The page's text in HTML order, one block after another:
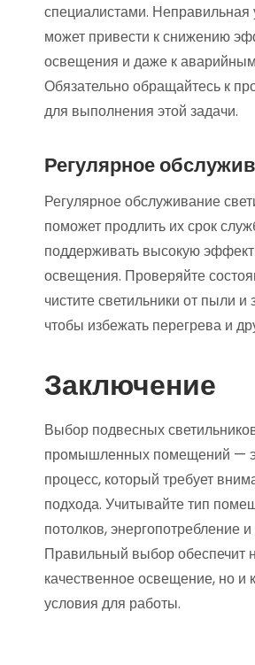
специалистами. Неправильная
может привести к снижению
освещения и даже к
Обязательно обращайтесь к
для выполнения этой задачи.
Регулярное
Регулярное обслуживание
поможет продлить их срок
поддерживать высокую
освещения. Проверяйте
чистите светильники от пыли и
чтобы избежать перегрева и
Заключение
Выбор подвесных
промышленных помещений —
процесс, который требует
подхода. Учитывайте тип
потолков, энергопотребление
Правильный выбор обеспечит
качественное освещение, но
условия для работы.